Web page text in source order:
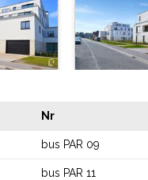
Nr
bus PAR 09
bus PAR 11